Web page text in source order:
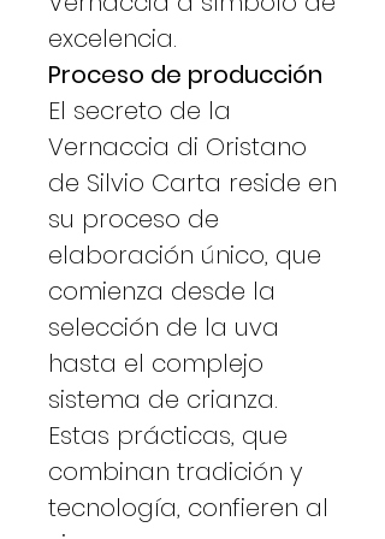
excelencia.
Proceso de producción
El secreto de la
Vernaccia di Oristano
de Silvio Carta reside en
su proceso de
elaboración único, que
comienza desde la
selección de la uva
hasta el complejo
sistema de crianza.
Estas prácticas, que
combinan tradición y
tecnología, confieren al